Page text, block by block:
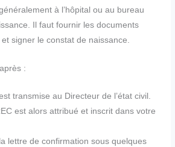
à l’hôpital ou au bureau
Il faut fournir les documents
signer le constat de naissance.
:
transmise au Directeur de l’état civil.
est alors attribué et inscrit dans votre
lettre de confirmation sous quelques